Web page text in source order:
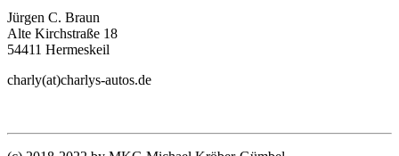
Jürgen C. Braun
Alte Kirchstraße 18
54411 Hermeskeil
charly(at)charlys-autos.de